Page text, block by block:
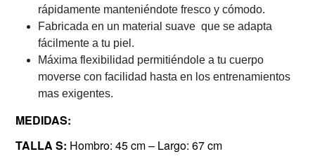
rápidamente manteniéndote fresco y cómodo.
Fabricada en un material suave que se adapta
fácilmente a tu piel.
Máxima flexibilidad permitiéndole a tu cuerpo
moverse con facilidad hasta en los entrenamientos
mas exigentes.
MEDIDAS:
TALLA S: Hombro: 45 cm – Largo: 67 cm